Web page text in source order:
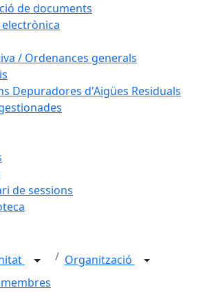
de documents
/ Ordenances generals
Depuradores d'Aigües Residuals
de sessions
Organització